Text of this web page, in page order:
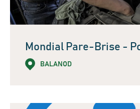
Mondial Pare-Brise -
BALANOD